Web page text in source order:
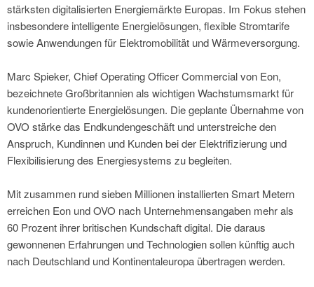
stärksten digitalisierten Energiemärkte Europas. Im Fokus stehen
insbesondere intelligente Energielösungen, flexible Stromtarife
sowie Anwendungen für Elektromobilität und Wärmeversorgung.
Marc Spieker, Chief Operating Officer Commercial von Eon,
bezeichnete Großbritannien als wichtigen Wachstumsmarkt für
kundenorientierte Energielösungen. Die geplante Übernahme von
OVO stärke das Endkundengeschäft und unterstreiche den
Anspruch, Kundinnen und Kunden bei der Elektrifizierung und
Flexibilisierung des Energiesystems zu begleiten.
Mit zusammen rund sieben Millionen installierten Smart Metern
erreichen Eon und OVO nach Unternehmensangaben mehr als
60 Prozent ihrer britischen Kundschaft digital. Die daraus
gewonnenen Erfahrungen und Technologien sollen künftig auch
nach Deutschland und Kontinentaleuropa übertragen werden.